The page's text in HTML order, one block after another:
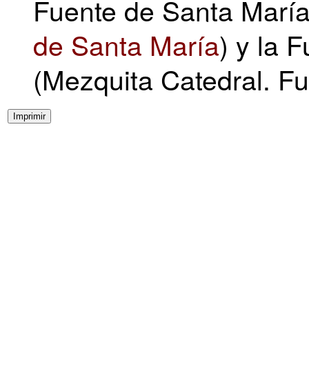
Fuente de Santa
de Santa María) y la
(Mezquita Catedral.